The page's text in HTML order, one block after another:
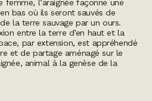
femme, l’araignée façonne une
bas où ils seront sauvés de
la terre sauvage par un ours.
entre la terre d’en haut et la
par extension, est appréhendé
et de partage aménagé sur le
animal à la genèse de la